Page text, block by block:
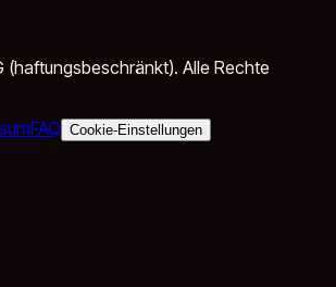
(haftungsbeschränkt). Alle Rechte
FAQ Cookie-Einstellungen